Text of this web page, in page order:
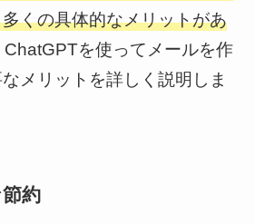
くの具体的なメリットがあ
ChatGPTを使ってメールを作
メリットを詳しく説明しま
約